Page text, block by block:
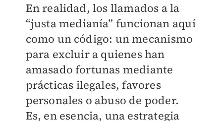
En realidad, los llamados a la
“justa medianía” funcionan aquí
como un código: un mecanismo
para excluir a quienes han
amasado fortunas mediante
prácticas ilegales, favores
personales o abuso de poder.
Es, en esencia, una estrategia